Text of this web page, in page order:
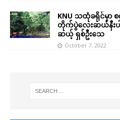
KNU သထုံခရိုင်မှ
တိုက်ပွဲလေးဆယ်နီးပါ
ဆယ့် ရှစ်ဦးသေ
October 7, 2022